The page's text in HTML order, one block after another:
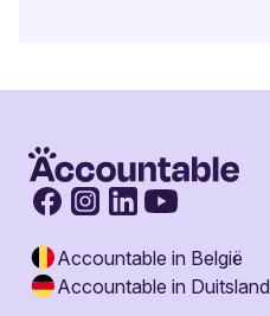
Accountable in België
Accountable in Duitsland